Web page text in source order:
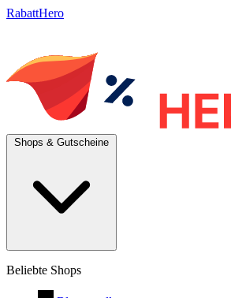
RabattHero
Beliebte Shops